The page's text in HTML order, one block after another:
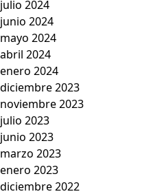
julio 2024
junio 2024
mayo 2024
abril 2024
enero 2024
diciembre 2023
noviembre 2023
julio 2023
junio 2023
marzo 2023
enero 2023
diciembre 2022